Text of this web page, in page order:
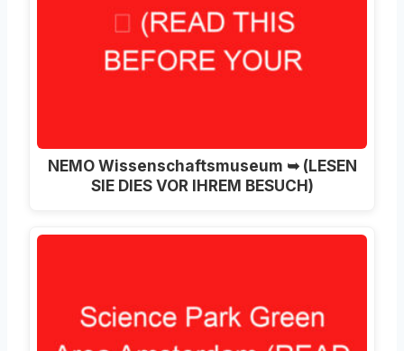
NEMO Wissenschaftsmuseum ➥ (LESEN
SIE DIES VOR IHREM BESUCH)